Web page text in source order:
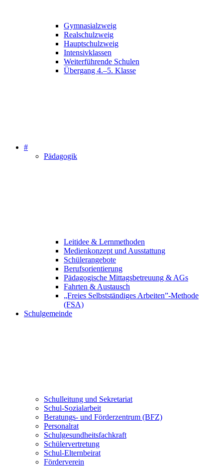
Gymnasialzweig
Realschulzweig
Hauptschulzweig
Intensivklassen
Weiterführende Schulen
Übergang 4.–5. Klasse
#
Pädagogik
Leitidee & Lernmethoden
Medienkonzept und Ausstattung
Schülerangebote
Berufsorientierung
Pädagogische Mittagsbetreuung & AGs
Fahrten & Austausch
„Freies Selbstständiges Arbeiten”-Methode
(FSA)
Schulgemeinde
Schulleitung und Sekretariat
Schul-Sozialarbeit
Beratungs- und Förderzentrum (BFZ)
Personalrat
Schulgesundheitsfachkraft
Schülervertretung
Schul-Elternbeirat
Förderverein